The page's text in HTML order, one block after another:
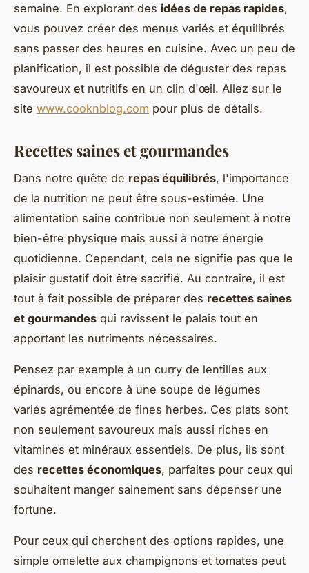
semaine. En explorant des idées de repas rapides,
vous pouvez créer des menus variés et équilibrés
sans passer des heures en cuisine. Avec un peu de
planification, il est possible de déguster des repas
savoureux et nutritifs en un clin d'œil. Allez sur le
site www.cooknblog.com pour plus de détails.
Recettes saines et gourmandes
Dans notre quête de repas équilibrés, l'importance
de la nutrition ne peut être sous-estimée. Une
alimentation saine contribue non seulement à notre
bien-être physique mais aussi à notre énergie
quotidienne. Cependant, cela ne signifie pas que le
plaisir gustatif doit être sacrifié. Au contraire, il est
tout à fait possible de préparer des recettes saines
et gourmandes qui ravissent le palais tout en
apportant les nutriments nécessaires.
Pensez par exemple à un curry de lentilles aux
épinards, ou encore à une soupe de légumes
variés agrémentée de fines herbes. Ces plats sont
non seulement savoureux mais aussi riches en
vitamines et minéraux essentiels. De plus, ils sont
des recettes économiques, parfaites pour ceux qui
souhaitent manger sainement sans dépenser une
fortune.
Pour ceux qui cherchent des options rapides, une
simple omelette aux champignons et tomates peut